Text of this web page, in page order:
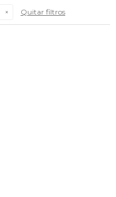
Quitar filtros